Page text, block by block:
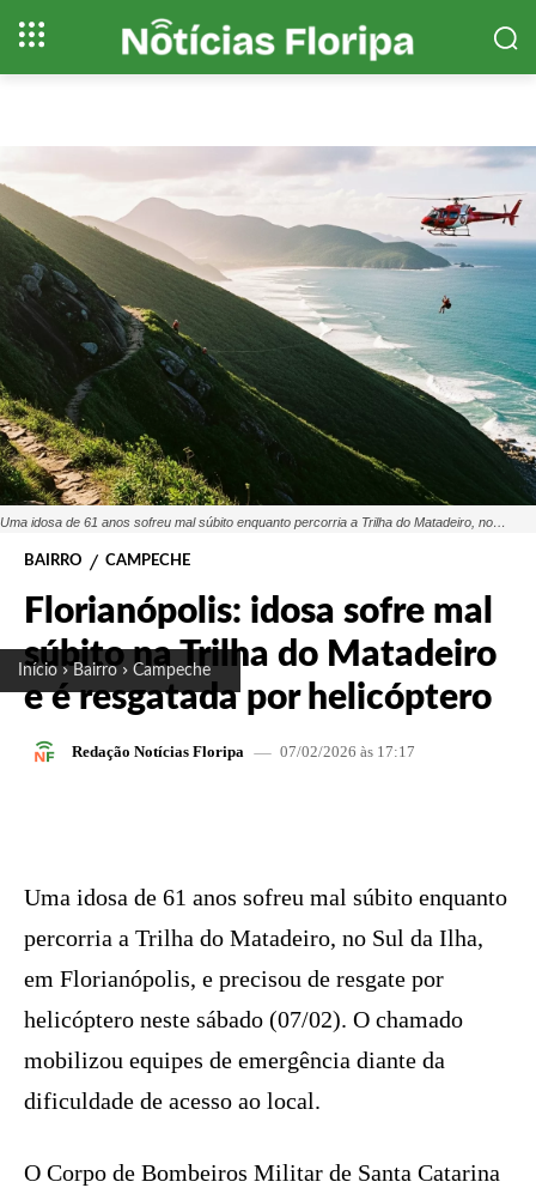
Início Bairro Campeche
Uma idosa de 61 anos sofreu mal súbito enquanto percorria a Trilha do Matadeiro, no…
BAIRRO CAMPECHE
Florianópolis: idosa sofre mal
súbito na Trilha do Matadeiro
e é resgatada por helicóptero
Redação Notícias Floripa 07/02/2026 às 17:17
Uma idosa de 61 anos sofreu mal súbito enquanto
percorria a Trilha do Matadeiro, no Sul da Ilha,
em Florianópolis, e precisou de resgate por
helicóptero neste sábado (07/02). O chamado
mobilizou equipes de emergência diante da
dificuldade de acesso ao local.
O Corpo de Bombeiros Militar de Santa Catarina